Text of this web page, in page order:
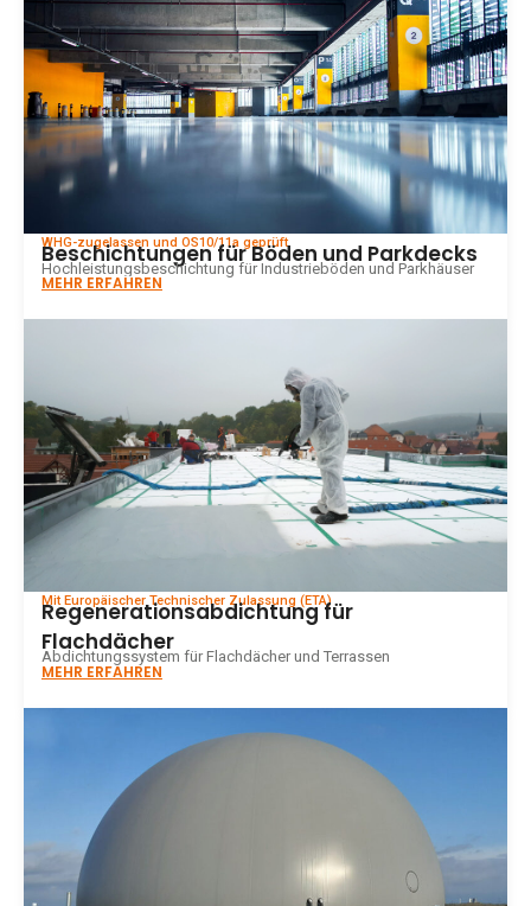
WHG-zugelassen und OS10/11a geprüft
Beschichtungen für Böden und Parkdecks
Hochleistungsbeschichtung für Industrieböden und Parkhäuser
MEHR ERFAHREN
Mit Europäischer Technischer Zulassung (ETA)
Regenerationsabdichtung für
Flachdächer
Abdichtungssystem für Flachdächer und Terrassen
MEHR ERFAHREN